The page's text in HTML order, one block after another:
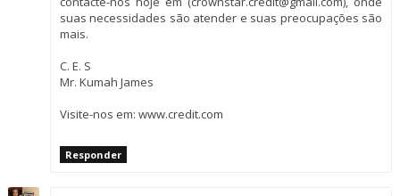
suas necessidades são atender e suas preocupações são
mais.
C. E. S
Mr. Kumah James
Visite-nos em: www.credit.com
Responder